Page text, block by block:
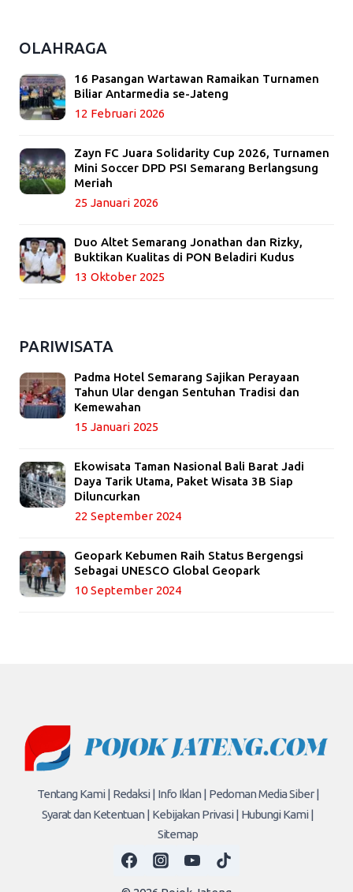
OLAHRAGA
16 Pasangan Wartawan Ramaikan Turnamen
Biliar Antarmedia se-Jateng
12 Februari 2026
Zayn FC Juara Solidarity Cup 2026, Turnamen
Mini Soccer DPD PSI Semarang Berlangsung
Meriah
25 Januari 2026
Duo Altet Semarang Jonathan dan Rizky,
Buktikan Kualitas di PON Beladiri Kudus
13 Oktober 2025
PARIWISATA
Padma Hotel Semarang Sajikan Perayaan
Tahun Ular dengan Sentuhan Tradisi dan
Kemewahan
15 Januari 2025
Ekowisata Taman Nasional Bali Barat Jadi
Daya Tarik Utama, Paket Wisata 3B Siap
Diluncurkan
22 September 2024
Geopark Kebumen Raih Status Bergengsi
Sebagai UNESCO Global Geopark
10 September 2024
Tentang Kami | Redaksi | Info Iklan |
Pedoman Media Siber |
Syarat dan Ketentuan | Kebijakan Privasi | Hubungi Kami |
Sitemap